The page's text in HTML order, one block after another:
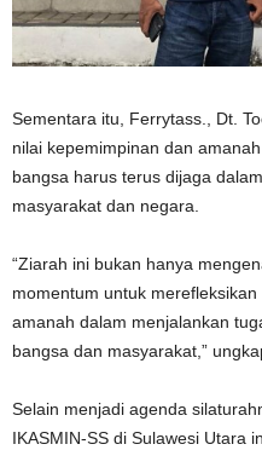
Sementara itu, Ferrytass., Dt.
nilai kepemimpinan dan
bangsa harus terus dijaga
masyarakat dan negara.
“Ziarah ini bukan hanya
momentum untuk
amanah dalam menjalankan
bangsa dan masyarakat,”
Selain menjadi agenda
IKASMIN-SS di Sulawesi Utara